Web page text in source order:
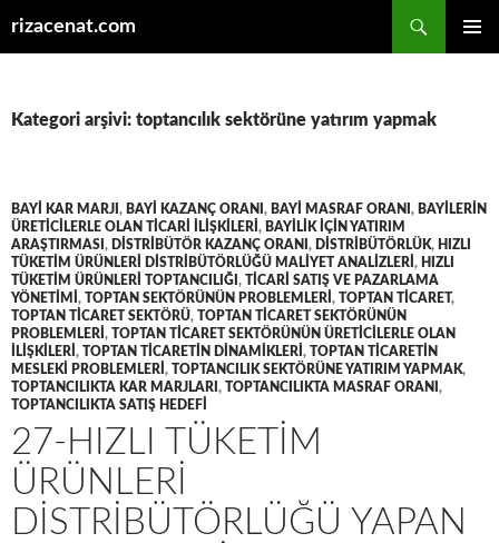
rizacenat.com
Kategori arşivi: toptancılık sektörüne yatırım yapmak
BAYI KAR MARJI , BAYI KAZANÇ ORANI , BAYI MASRAF ORANI , BAYILERIN
ÜRETICILERLE OLAN TICARI ILIŞKILERI , BAYILIK IÇIN YATIRIM
ARAŞTIRMASI , DISTRIBÜTÖR KAZANÇ ORANI , DISTRIBÜTÖRLÜK, HIZLI
TÜKETIM ÜRÜNLERI DISTRIBÜTÖRLÜĞÜ MALIYET ANALIZLERI , HIZLI
TÜKETIM ÜRÜNLERI TOPTANCILIĞI , TICARI SATIŞ VE PAZARLAMA
YÖNETIMI , TOPTAN SEKTÖRÜNÜN PROBLEMLERI , TOPTAN TICARET,
TOPTAN TICARET SEKTÖRÜ, TOPTAN TICARET SEKTÖRÜNÜN
PROBLEMLERI , TOPTAN TICARET SEKTÖRÜNÜN ÜRETICILERLE OLAN
ILIŞKILERI , TOPTAN TICARETIN DINAMIKLERI , TOPTAN TICARETIN
MESLEKI PROBLEMLERI , TOPTANCILIK SEKTÖRÜNE YATIRIM YAPMAK,
TOPTANCILIKTA KAR MARJLARI , TOPTANCILIKTA MASRAF ORANI ,
TOPTANCILIKTA SATIŞ HEDEFI
27-HIZLI TÜKETIM
ÜRÜNLERI
DISTRIBÜTÖRLÜĞÜ YAPAN